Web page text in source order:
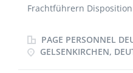
Frachtführern
Auftragserfassung und -
Pflege zu unseren
PAGE PERSONNEL
GELSENKIRCHEN,